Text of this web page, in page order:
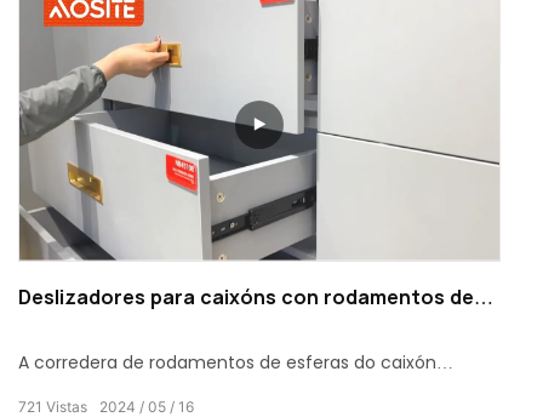
Deslizadores para caixóns con rodamentos de
A corredera de rodamentos de esferas do caixón
2024 05 16
721 Vistas